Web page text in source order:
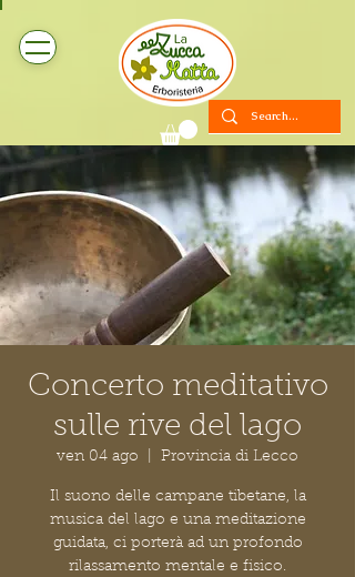
Concerto meditativo
sulle rive del lago
ven 04 ago Provincia di Lecco
Il suono delle campane tibetane, la
musica del lago e una meditazione
guidata, ci porterà ad un profondo
rilassamento mentale e fisico.